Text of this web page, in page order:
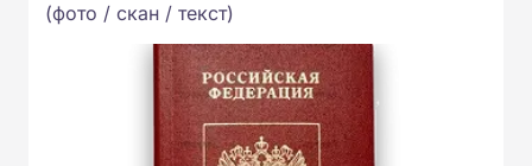
(фото / скан / текст)